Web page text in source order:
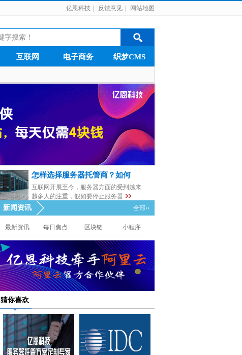
亿恩科技 反馈意见 网站地图
互联网 电子商务 织梦CMS
怎样选择服务器托管商？如何
互联网开展至今，服务器方面的受到越来
越多人的注重，假如要停止服务器
新闻资讯 全部››
最新资讯 每日焦点 区块链 小程序
猜你喜欢